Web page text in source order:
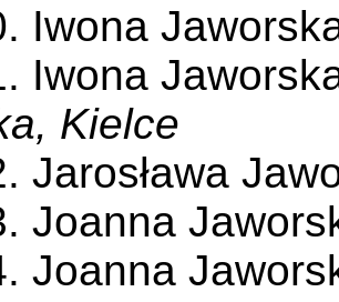
Iwona
Iwona
Kielce
Jarosława
Joanna
Joanna